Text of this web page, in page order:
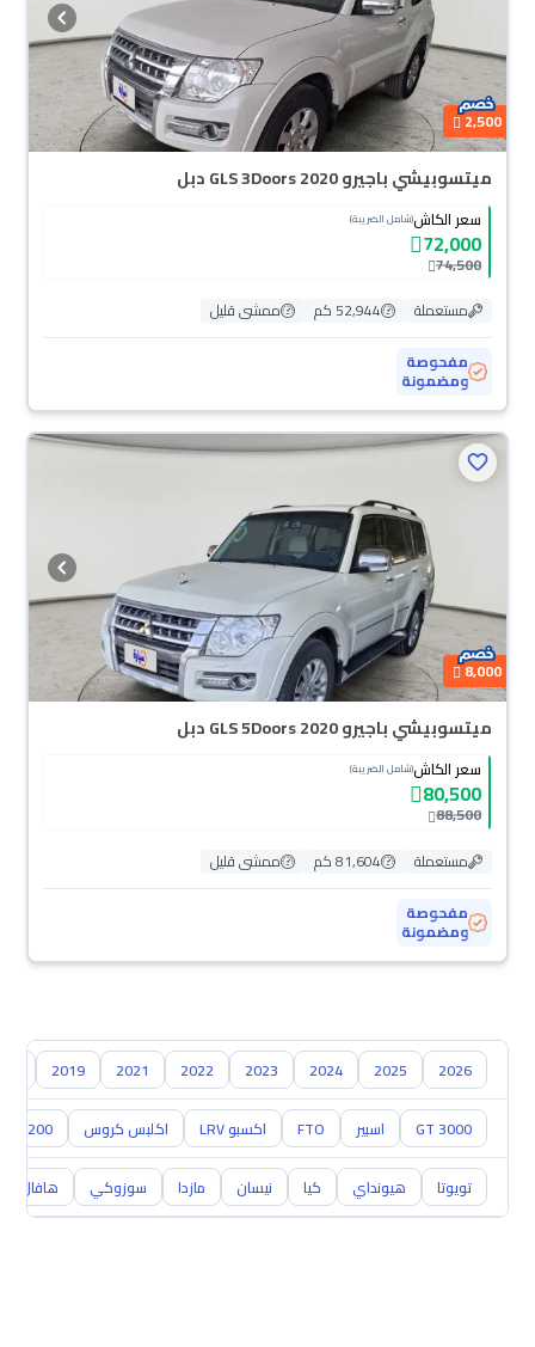
2,500
ميتسوبيشي باجيرو GLS 3Doors 2020 دبل
سعر الكاش(شامل الضريبة)
72,000
74,500
مستعملة
52,944 كم
ممشى قليل
مفحوصة
ومضمونة
محجوزة
8,000
ميتسوبيشي باجيرو GLS 5Doors 2020 دبل
سعر الكاش(شامل الضريبة)
80,500
88,500
مستعملة
81,604 كم
ممشى قليل
مفحوصة
ومضمونة
2026
2025
2024
2023
2022
2021
2019
GT 3000 اسبير FTO اكسبو LRV اكلبس كروس L200
تويوتا هيونداي كيا نيسان مازدا سوزوكي هافال